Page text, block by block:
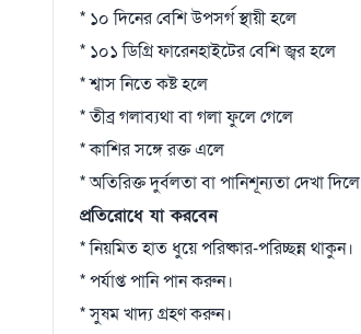
* ১০ দিনের বেশি উপসর্গ স্থায়ী হলে
* ১০১ ডিগ্রি ফারেনহাইটের বেশি জ্বর হলে
* শ্বাস নিতে কষ্ট হলে
* তীব্র গলাব্যথা বা গলা ফুলে গেলে
* কাশির সঙ্গে রক্ত এলে
* অতিরিক্ত দুর্বলতা বা পানিশূন্যতা দেখা দিলে
প্রতিরোধে যা করবেন
* নিয়মিত হাত ধুয়ে পরিষ্কার-পরিচ্ছন্ন থাকুন।
* পর্যাপ্ত পানি পান করুন।
* সুষম খাদ্য গ্রহণ করুন।